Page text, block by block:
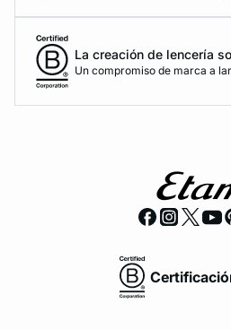
La creación de lencería
Un compromiso de marca a